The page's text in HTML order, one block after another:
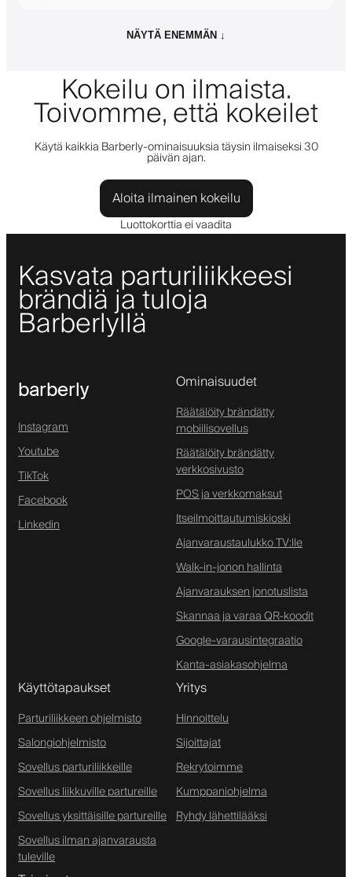
NÄYTÄ ENEMMÄN ↓
Kokeilu on ilmaista.
Toivomme, että kokeilet
Käytä kaikkia Barberly-ominaisuuksia täysin ilmaiseksi 30
päivän ajan.
Aloita ilmainen kokeilu
Luottokorttia ei vaadita
Kasvata parturiliikkeesi
brändiä ja tuloja
Barberlyllä
barberly
Instagram
Youtube
TikTok
Facebook
Linkedin
Ominaisuudet
Räätälöity brändätty
mobiilisovellus
Räätälöity brändätty
verkkosivusto
POS ja verkkomaksut
Itseilmoittautumiskioski
Ajanvaraustaulukko TV:lle
Walk-in-jonon hallinta
Ajanvarauksen jonotuslista
Skannaa ja varaa QR-koodit
Google-varausintegraatio
Kanta-asiakasohjelma
Käyttötapaukset
Parturiliikkeen ohjelmisto
Salongiohjelmisto
Sovellus parturiliikkeille
Sovellus liikkuville partureille
Sovellus yksittäisille partureille
Sovellus ilman ajanvarausta
tuleville
Yritys
Hinnoittelu
Sijoittajat
Rekrytoimme
Kumppaniohjelma
Ryhdy lähettilääksi